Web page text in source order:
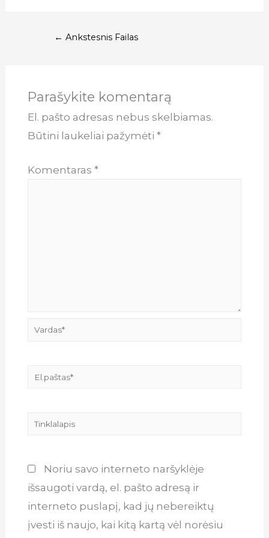
Navigacija
← Ankstesnis Failas
Parašykite komentarą
El. pašto adresas nebus skelbiamas.
Būtini laukeliai pažymėti *
Komentaras *
Vardas*
El.paštas*
Tinklalapis
Noriu savo interneto naršyklėje
išsaugoti vardą, el. pašto adresą ir
interneto puslapį, kad jų nebereiktų
įvesti iš naujo, kai kitą kartą vėl norėsiu